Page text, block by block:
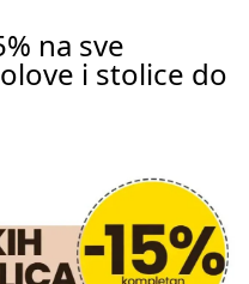
na sve
i stolice do